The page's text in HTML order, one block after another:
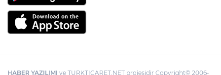
HABER YAZILIMI ve TURKTICARET.NET projesidir Copyright© 2006-